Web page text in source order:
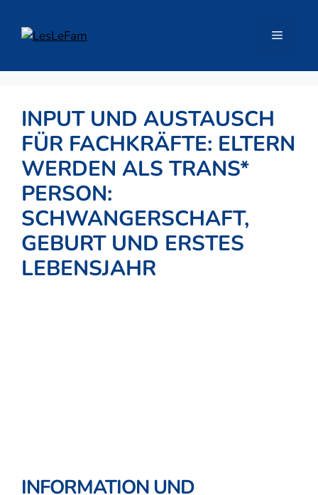
Inhalt
springen
Menü
INPUT UND AUSTAUSCH
FÜR FACHKRÄFTE: ELTERN
WERDEN ALS TRANS*
PERSON:
SCHWANGERSCHAFT,
GEBURT UND ERSTES
LEBENSJAHR
INFORMATION UND